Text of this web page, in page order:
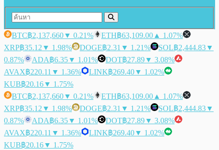
BTC฿2,137,660▼ 0.21% ETH฿63,109.00 ▲ 1.07%
XRP฿35.12 ▼ 1.98% DOGE฿2.31 ▼ 1.21% SOL฿2,444.83▼
0.87%
ADA฿6.35▼ 1.01% DOT฿27.89▼ 3.08%
AVAX฿220.11 ▼ 1.36% LINK฿269.40▼ 1.02%
KUB฿20.16▼ 1.75%
BTC฿2,137,660▼ 0.21% ETH฿63,109.00 ▲ 1.07%
XRP฿35.12 ▼ 1.98% DOGE฿2.31 ▼ 1.21% SOL฿2,444.83▼
0.87%
ADA฿6.35▼ 1.01% DOT฿27.89▼ 3.08%
AVAX฿220.11 ▼ 1.36% LINK฿269.40▼ 1.02%
KUB฿20.16▼ 1.75%